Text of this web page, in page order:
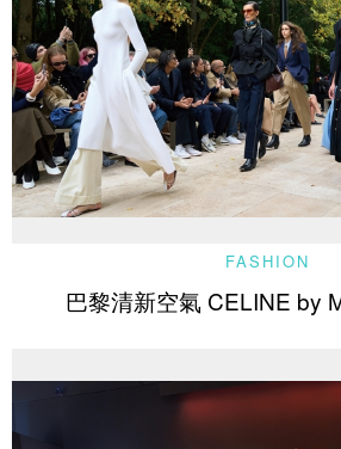
FASHION
巴黎清新空氣 CELINE by